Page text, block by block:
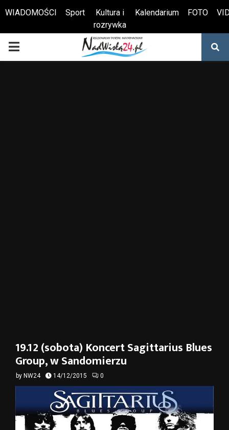
Otwórz pasek narzędzi
WIADOMOŚCI Sport
Kultura i
rozrywka
Kalendarium FOTO
PRIMARY
19.12 (sobota) Koncert Sagittarius Blues
Group, w Sandomierzu
by NW24 14/12/2015 0